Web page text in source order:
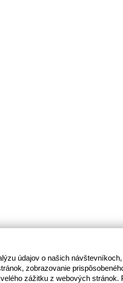
údajov o našich
zobrazovanie
zážitku z webových stránok.